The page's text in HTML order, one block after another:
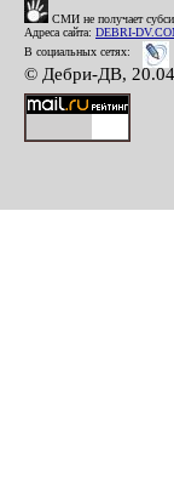
СМИ не получает
Адреса сайта: DEBRI-
В социальных сетях:
© Дебри-ДВ,